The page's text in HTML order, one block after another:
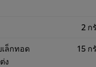
2 ก
ล็กทอด
ง
15 ก